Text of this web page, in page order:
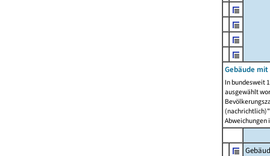
Gebäude
In bundesweit
ausgewählt
Abweichungen